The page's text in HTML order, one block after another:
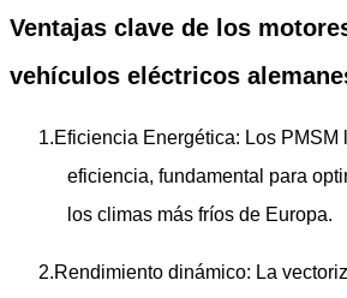
Ventajas clave de los
vehículos eléctricos
1.Eficiencia Energética: Los PMSM
eficiencia, fundamental para
los climas más fríos de Europa.
2.Rendimiento dinámico: La